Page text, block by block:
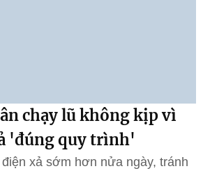
chạy lũ không kịp vì
'đúng quy trình'
xả sớm hơn nửa ngày, tránh